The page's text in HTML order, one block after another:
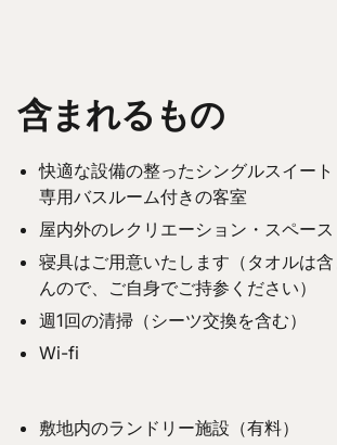
含まれるもの
快適な設備の整ったシングルスイート
専用バスルーム付きの客室
屋内外のレクリエーション・スペース
寝具はご用意いたします（タオルは
んので、ご自身でご持参ください）
週1回の清掃（シーツ交換を含む）
Wi-fi
敷地内のランドリー施設（有料）